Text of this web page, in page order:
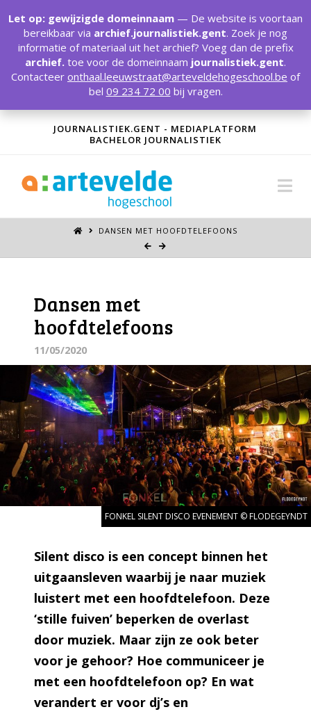
JOURNALISTIEK.GENT - MEDIAPLATFORM
BACHELOR JOURNALISTIEK
DANSEN MET HOOFDTELEFOONS
Dansen met
hoofdtelefoons
11/05/2020
FONKEL SILENT DISCO EVENEMENT © FLODEGEYNDT
Silent disco is een concept binnen het
uitgaansleven waarbij je naar muziek
luistert met een hoofdtelefoon. Deze
‘stille fuiven’ beperken de overlast
door muziek. Maar zijn ze ook beter
voor je gehoor? Hoe communiceer je
met een hoofdtelefoon op? En wat
verandert er voor dj’s en
Let op: gewijzigde domeinnaam — De website is voortaan
bereikbaar via archief.journalistiek.gent. Zoek je nog
informatie of materiaal uit het archief? Voeg dan de prefix
archief. toe voor de domeinnaam journalistiek.gent.
Contacteer onthaal.leeuwstraat@arteveldehogeschool.be of
bel 09 234 72 00 bij vragen.